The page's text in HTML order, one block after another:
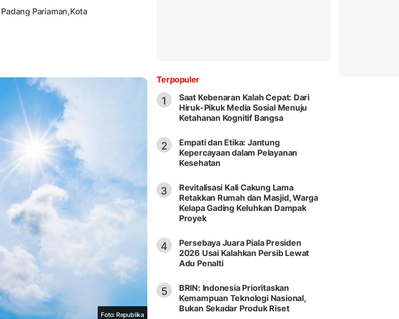
Pariaman,Kota
Foto: Republika
Terpopuler
1
Saat Kebenaran Kalah Cepat: Dari
Hiruk-Pikuk Media Sosial Menuju
Ketahanan Kognitif Bangsa
2
Empati dan Etika: Jantung
Kepercayaan dalam Pelayanan
Kesehatan
3
Revitalisasi Kali Cakung Lama
Retakkan Rumah dan Masjid, Warga
Kelapa Gading Keluhkan Dampak
Proyek
4
Persebaya Juara Piala Presiden
2026 Usai Kalahkan Persib Lewat
Adu Penalti
5
BRIN: Indonesia Prioritaskan
Kemampuan Teknologi Nasional,
Bukan Sekadar Produk Riset